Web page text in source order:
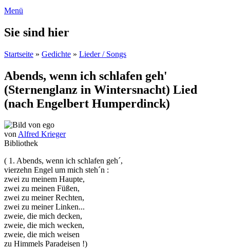
Menü
Sie sind hier
Startseite » Gedichte » Lieder / Songs
Abends, wenn ich schlafen geh'
(Sternenglanz in Wintersnacht) Lied
(nach Engelbert Humperdinck)
vonAlfred Krieger
Bibliothek
( 1. Abends, wenn ich schlafen geh´,
vierzehn Engel um mich steh´n :
zwei zu meinem Haupte,
zwei zu meinen Füßen,
zwei zu meiner Rechten,
zwei zu meiner Linken...
zweie, die mich decken,
zweie, die mich wecken,
zweie, die mich weisen
zu Himmels Paradeisen !)